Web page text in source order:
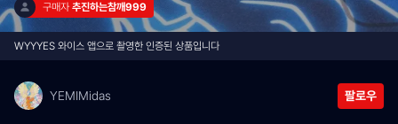
구매자 추진하는참깨999
WYYYES 와이스 앱으로 촬영한 인증된 상품입니다
YEMIMidas 팔로우